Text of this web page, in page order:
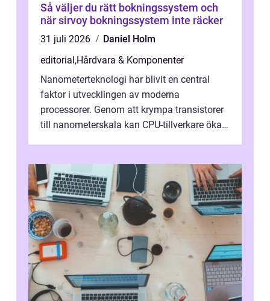
Så väljer du rätt bokningssystem och
när sirvoy bokningssystem inte räcker
31 juli 2026
Daniel Holm
editorial,Hårdvara & Komponenter
Nanometerteknologi har blivit en central
faktor i utvecklingen av moderna
processorer. Genom att krympa transistorer
till nanometerskala kan CPU-tillverkare öka